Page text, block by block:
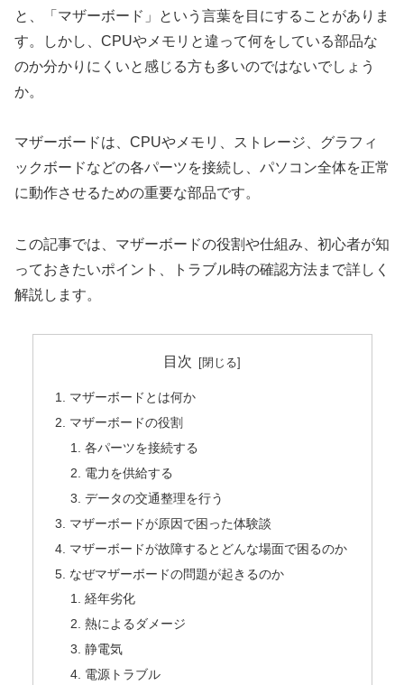
と、「マザーボード」という言葉を目にすることがありま
す。しかし、CPUやメモリと違って何をしている部品な
のか分かりにくいと感じる方も多いのではないでしょう
か。
マザーボードは、CPUやメモリ、ストレージ、グラフィ
ックボードなどの各パーツを接続し、パソコン全体を正常
に動作させるための重要な部品です。
この記事では、マザーボードの役割や仕組み、初心者が知
っておきたいポイント、トラブル時の確認方法まで詳しく
解説します。
目次
マザーボードとは何か
マザーボードの役割
各パーツを接続する
電力を供給する
データの交通整理を行う
マザーボードが原因で困った体験談
マザーボードが故障するとどんな場面で困るのか
なぜマザーボードの問題が起きるのか
経年劣化
熱によるダメージ
静電気
電源トラブル